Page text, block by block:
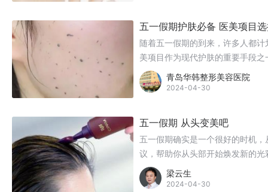
五一假期护肤必备 医美项目
随着五一假期的到来，许多人都
美项目作为现代护肤的重要手段
项目，如何选择适合自己的项目
的医美项目选择指南，帮助您轻
青岛华韩整形美容医院
2024-04-30
五一假期 从头变美吧
五一假期确实是一个很好的时机
议，帮助你从头部开始焕发新的光
梁云生
2024-04-30